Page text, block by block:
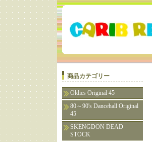
商品カテゴリー
Oldies Original 45
80～90's Dancehall Original
45
SKENGDON DEAD
STOCK